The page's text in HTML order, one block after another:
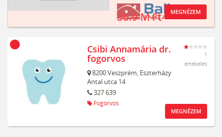
36.9 M Ft MEGNÉZEM
Csibi Annamária dr.
fogorvos
8200Veszprém, Eszterházy
Antal utca 14
327 639
Fogorvos
1
értékelés
MEGNÉZEM